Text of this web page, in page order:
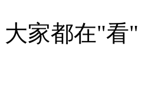
大家都在"看"